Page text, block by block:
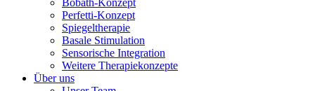
Bobath-Konzept
Perfetti-Konzept
Spiegeltherapie
Basale Stimulation
Sensorische Integration
Weitere Therapiekonzepte
Über uns